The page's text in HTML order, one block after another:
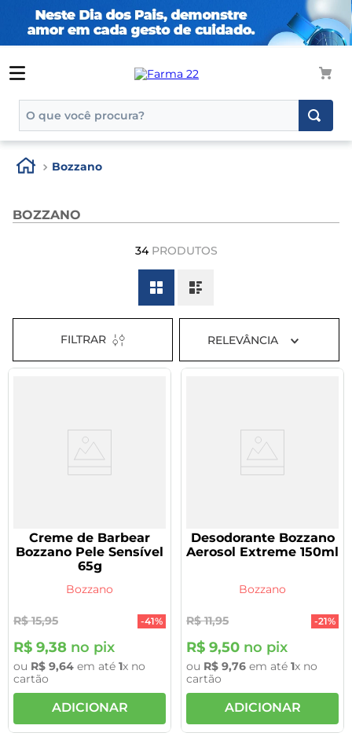
TERMOS MAIS BUSCADOS
1º
tadalafila
3º
generico
dipirona
8º
tadalafila 5mg
Bozzano
BOZZANO
34 PRODUTOS
FILTRAR RELEVÂNCIA
Creme de Barbear
Bozzano Pele Sensível
65g
Bozzano
R$ 15,95 -41%
R$ 9,38 no pix
ou R$ 9,64 em até 1x no
cartão
ADICIONAR
Desodorante Bozzano
Aerosol Extreme 150ml
Bozzano
R$ 11,95 -21%
R$ 9,50 no pix
ou R$ 9,76 em até 1x no
cartão
ADICIONAR